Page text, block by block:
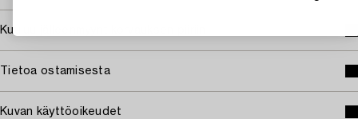
Kuuluu jälleenmyyntikorvauksen piiriin
Tietoa ostamisesta
Kuvan käyttöoikeudet